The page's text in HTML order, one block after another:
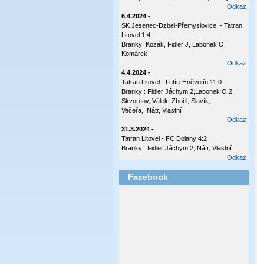
Odkaz
6.4.2024 -
SK Jesenec-Dzbel-Přemyslovice - Tatran
Litovel 1:4
Branky: Kozák, Fidler J, Labonek O,
Komárek
Odkaz
4.4.2024 -
Tatran Litovel - Lutín-Hněvotín 11:0
Branky : Fidler Jáchym 2,Labonek O 2,
Skvorcov, Válek, Zbořil, Slavík,
Večeřa, Nátr, Vlastní
Odkaz
31.3.2024 -
Tatran Litovel - FC Dolany 4:2
Branky : Fidler Jáchym 2, Nátr, Vlastní
Odkaz
Tatran Litovel - Plumlov 3:0
Branky: Labonek O 2 , Válek
Facebook